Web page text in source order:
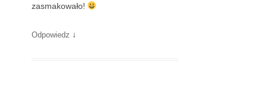
zasmakowało!
Odpowiedz ↓